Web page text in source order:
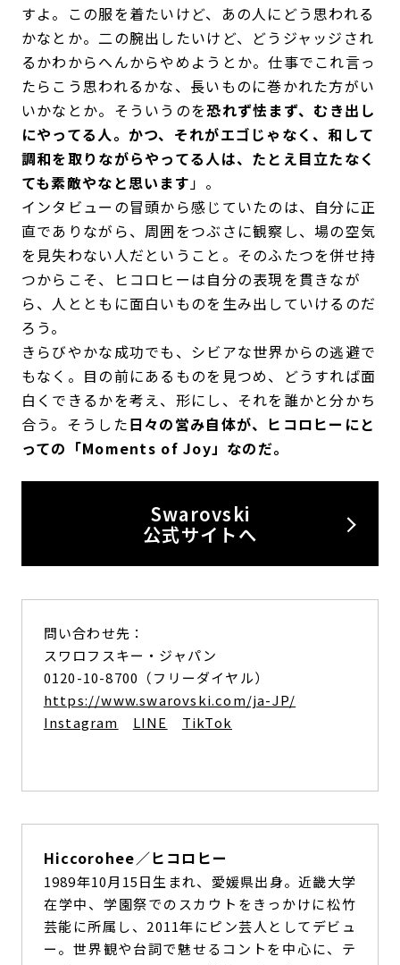
すよ。この服を着たいけど、あの人にどう思われる
かなとか。二の腕出したいけど、どうジャッジされ
るかわからへんからやめようとか。仕事でこれ言っ
たらこう思われるかな、長いものに巻かれた方がい
いかなとか。そういうのを恐れず怯まず、むき出し
にやってる人。かつ、それがエゴじゃなく、和して
調和を取りながらやってる人は、たとえ目立たなく
ても素敵やなと思います 」。
インタビューの冒頭から感じていたのは、自分に正
直でありながら、周囲をつぶさに観察し、場の空気
を見失わない人だということ。そのふたつを併せ持
つからこそ、ヒコロヒーは自分の表現を貫きなが
ら、人とともに面白いものを生み出していけるのだ
ろう。
きらびやかな成功でも、シビアな世界からの逃避で
もなく。目の前にあるものを見つめ、どうすれば面
白くできるかを考え、形にし、それを誰かと分かち
合う。そうした日々の営み自体が、ヒコロヒーにと
っての「Moments of Joy」なのだ。
Swarovski
公式サイトへ
問い合わせ先：
スワロフスキー・ジャパン
0120-10-8700（フリーダイヤル）
https://www.swarovski.com/ja-JP/
Instagram
LINE TikTok
Hiccorohee／ヒコロヒー
1989年10月15日生まれ、愛媛県出身。近畿大学
在学中、学園祭でのスカウトをきっかけに松竹
芸能に所属し、2011年にピン芸人としてデビュ
ー。世界観や台詞で魅せるコントを中心に、テ